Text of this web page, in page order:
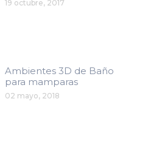
19 octubre, 2017
Ambientes 3D de Baño
para mamparas
02 mayo, 2018